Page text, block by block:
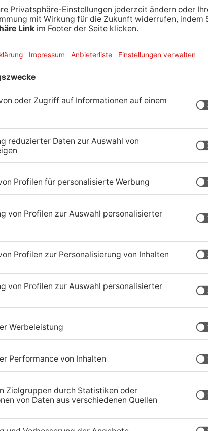
ist es auf der A3 bei Weibersbrunn zu einem
Fahrer hat ersten Erkenntnissen nach bei
Kontrolle über sein Fahrzeug verloren.
und kippte auf die linke Seite. Die
den Tod des Mannes feststellen. Die A3 in
gesperrt.
Kahlgrund-Gemeinden
wollen künftig enger
zusammenarbeiten